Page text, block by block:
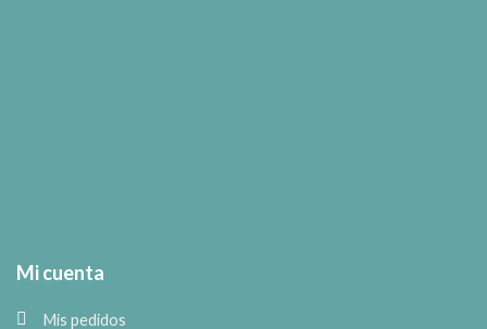
Mi cuenta
Mis pedidos